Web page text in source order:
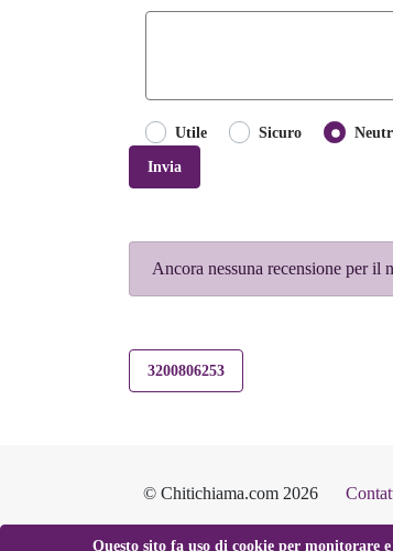
Utile Sicuro
Invia
Ancora nessuna recensione per
3200806253
© Chitichiama.com 2026
Questo sito fa uso di cookie per monitorare